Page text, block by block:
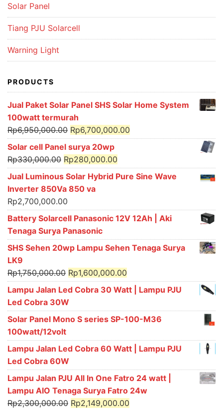
Solar Panel
Tiang PJU Solarcell
Warning Light
PRODUCTS
Jual Paket Solar Panel SHS Solar Home System
100watt termurah
Rp6,950,000.00 Original
price
was:
Rp6,950,000.00.
Rp6,700,000.00
price
Rp6,700,000.00.
Solar cell Panel surya 20wp
Rp330,000.00 Original
price
was:
Rp330,000.00.
Rp280,000.00
price
Jual Luminous Solar Hybrid Pure Sine Wave
Inverter 850Va 850 va
Rp2,700,000.00
Battery Solarcell Panasonic 12V 12Ah | Aki
Tenaga Surya Panasonic
SHS Sehen 20wp Lampu Sehen Tenaga Surya
LK9
Rp1,750,000.00 Original
price
was:
Rp1,750,000.00.
Rp1,600,000.00
price
Rp1,600,000.00.
Lampu Jalan Led Cobra 30 Watt | Lampu PJU
Led Cobra 30W
Solar Panel Mono S series SP-100-M36
100watt/12volt
Lampu Jalan Led Cobra 60 Watt | Lampu PJU
Led Cobra 60W
Lampu Jalan PJU All In One Fatro 24 watt |
Lampu AIO Tenaga Surya Fatro 24w
Rp2,300,000.00 Original
Rp2,149,000.00